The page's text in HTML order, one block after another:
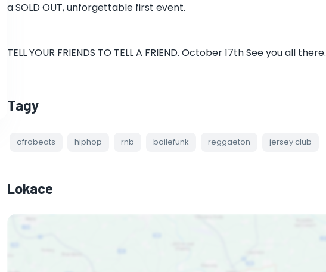
a SOLD OUT, unforgettable first event.
TELL YOUR FRIENDS TO TELL A FRIEND. October 17th See you all there.
Tagy
afrobeats hiphop rnb bailefunk reggaeton jersey club
Lokace